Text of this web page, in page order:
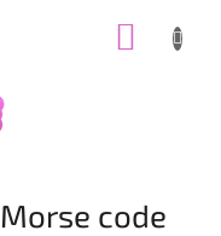
code